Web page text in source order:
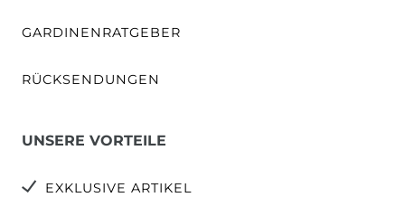
GARDINENRATGEBER
RÜCKSENDUNGEN
UNSERE VORTEILE
EXKLUSIVE ARTIKEL